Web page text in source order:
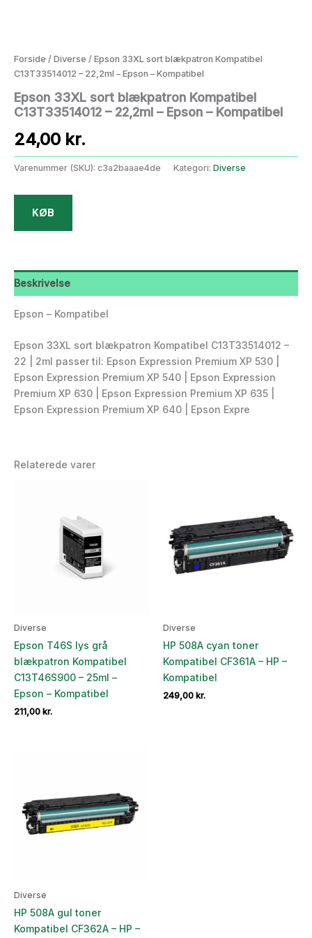
Forside / Diverse / Epson 33XL sort blækpatron Kompatibel
C13T33514012 – 22,2ml – Epson – Kompatibel
Epson 33XL sort blækpatron Kompatibel
C13T33514012 – 22,2ml – Epson – Kompatibel
24,00 kr.
Varenummer (SKU): c3a2baaae4de Kategori: Diverse
KØB
Beskrivelse
Epson – Kompatibel
Epson 33XL sort blækpatron Kompatibel C13T33514012 –
22 | 2ml passer til: Epson Expression Premium XP 530 |
Epson Expression Premium XP 540 | Epson Expression
Premium XP 630 | Epson Expression Premium XP 635 |
Epson Expression Premium XP 640 | Epson Expre
Relaterede varer
Diverse
Epson T46S lys grå
blækpatron Kompatibel
C13T46S900 – 25ml –
Epson – Kompatibel
211,00 kr.
Diverse
HP 508A cyan toner
Kompatibel CF361A – HP –
Kompatibel
249,00 kr.
Diverse
HP 508A gul toner
Kompatibel CF362A – HP –